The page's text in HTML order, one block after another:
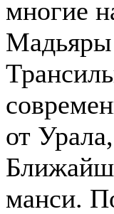
многие
Мадьяры
от
манси.